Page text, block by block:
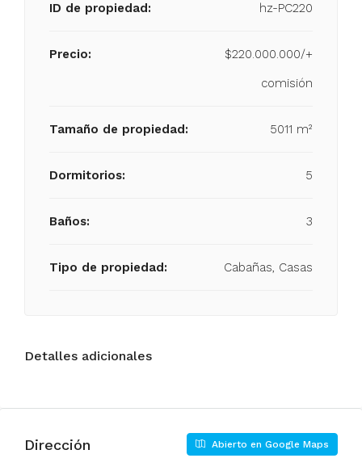
ID de propiedad: hz-PC220
Precio:
$220.000.000/+
comisión
Tamaño de propiedad: 5011 m²
Dormitorios: 5
Baños: 3
Tipo de propiedad: Cabañas, Casas
Detalles adicionales
Dirección Abierto en Google Maps